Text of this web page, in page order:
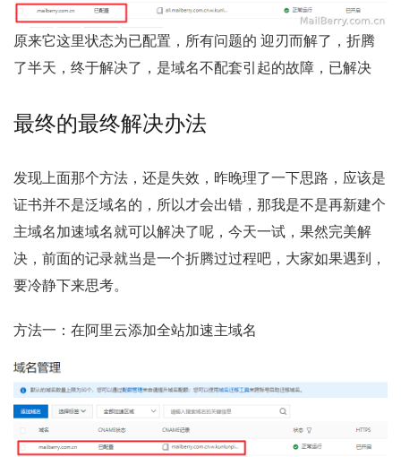
原来它这里状态为已配置，所有问题的 迎刃而解了，折腾
了半天，终于解决了，是域名不配套引起的故障，已解决
最终的最终解决办法
发现上面那个方法，还是失效，昨晚理了一下思路，应该是
证书并不是泛域名的，所以才会出错，那我是不是再新建个
主域名加速域名就可以解决了呢，今天一试，果然完美解
决，前面的记录就当是一个折腾过过程吧，大家如果遇到，
要冷静下来思考。
方法一：在阿里云添加全站加速主域名